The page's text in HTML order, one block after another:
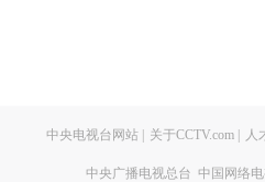
中央电视台网站 关于CCTV.com 人
中央广播电视总台 中国网络